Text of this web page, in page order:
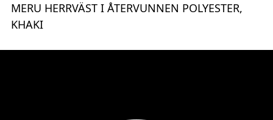
MERU HERRVÄST I ÅTERVUNNEN POLYESTER,
KHAKI